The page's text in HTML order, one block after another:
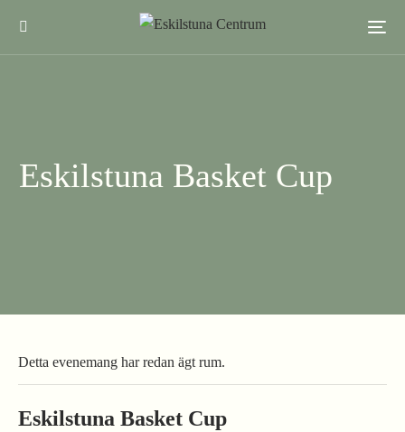
Eskilstuna Basket Cup
Detta evenemang har redan ägt rum.
Eskilstuna Basket Cup